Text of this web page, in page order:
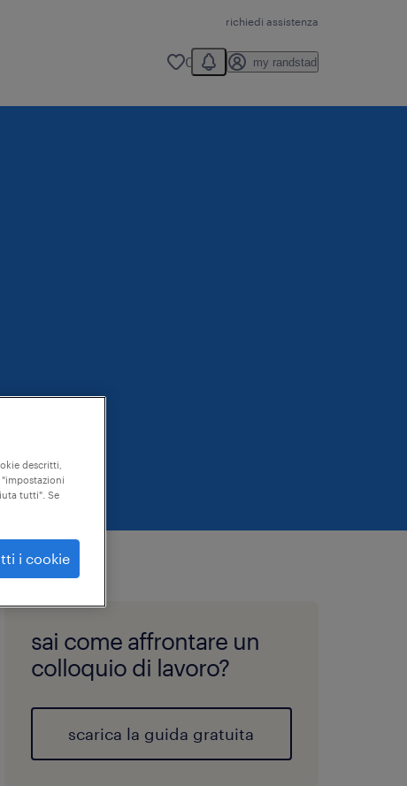
richiedi assistenza
0 You have 0 unread notifications
my randstad
sai come affrontare un
colloquio di lavoro?
scarica la guida gratuita
descritti,
tutti". Se
i cookie